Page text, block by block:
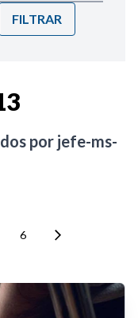
FILTRAR
por jefe-ms-
6